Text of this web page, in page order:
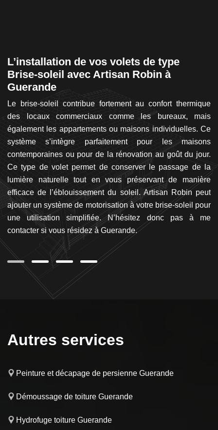
L’installation de vos volets de type
Brise-soleil avec Artisan Robin à
Guerande
Le brise-soleil contribue fortement au confort thermique
des locaux commerciaux comme les bureaux, mais
également les appartements ou maisons individuelles. Ce
système s’intègre parfaitement pour les maisons
contemporaines ou pour de la rénovation au goût du jour.
Ce type de volet permet de conserver le passage de la
lumière naturelle tout en vous préservant de manière
efficace de l’éblouissement du soleil. Artisan Robin peut
ajouter un système de motorisation à votre brise-soleil pour
une utilisation simplifiée. N’hésitez donc pas à me
contacter si vous résidez à Guerande.
Autres services
Peinture et décapage de persienne Guerande
Démoussage de toiture Guerande
Hydrofuge toiture Guerande